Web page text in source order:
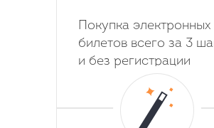
Покупка электронных
билетов всего за 3
и без регистрации